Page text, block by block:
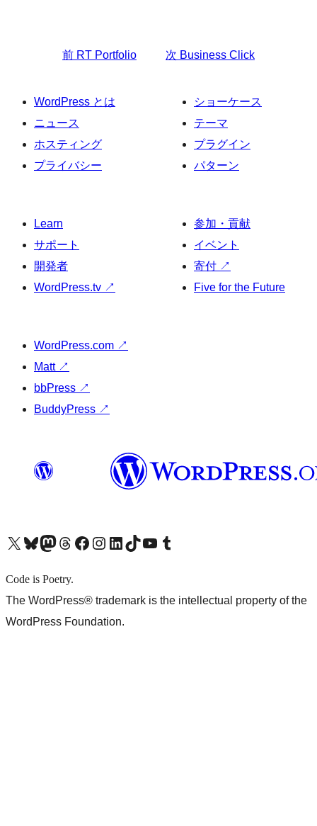
前 RT Portfolio 次 Business Click
WordPress とは
ニュース
ホスティング
プライバシー
ショーケース
テーマ
プラグイン
パターン
Learn
サポート
開発者
WordPress.tv ↗
参加・貢献
イベント
寄付 ↗
Five for the Future
WordPress.com ↗
Matt ↗
bbPress ↗
BuddyPress ↗
X (旧 Twitter) アカウントへBluesky アカウントへMastodon アカウントへThreads アカウントへ Facebook ページへInstagram アカウントへ LinkedIn アカウントへTikTok アカウントへYouTube チャンネルへ Tumblr アカウントへ
Code is Poetry.
The WordPress® trademark is the intellectual property of the
WordPress Foundation.